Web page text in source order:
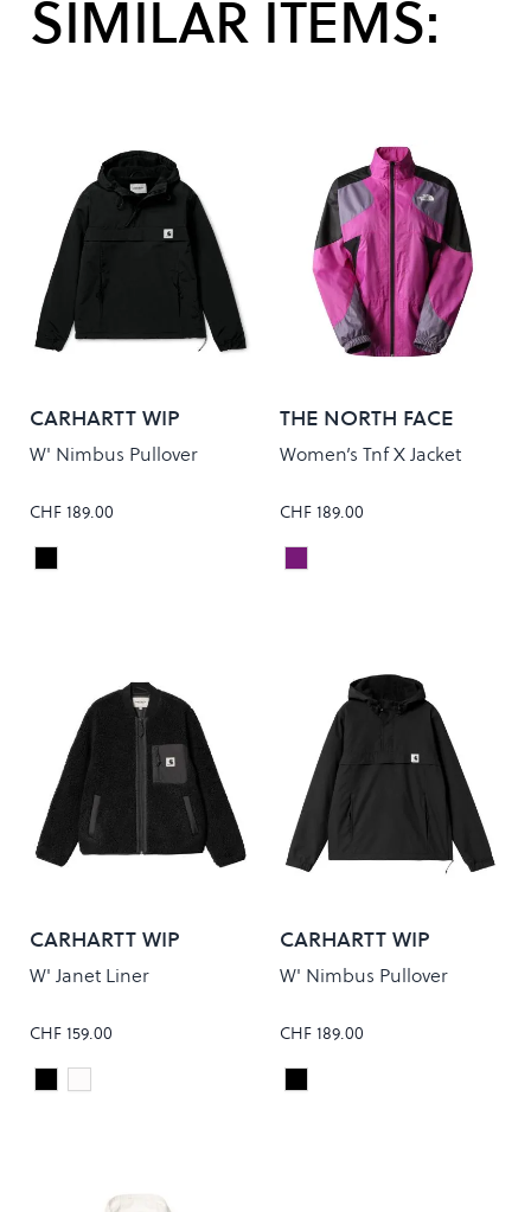
SIMILAR ITEMS:
CARHARTT WIP
W' Nimbus Pullover
CHF 189.00
Colour
Black
THE NORTH FACE
Women’s Tnf X Jacket
CHF 189.00
Colour
LUNAR SLATE/PURPLE
CARHARTT WIP
W' Janet Liner
CHF 159.00
Colour
Black/Black
FLEUR DE SEL/BLACK
CARHARTT WIP
W' Nimbus Pullover
CHF 189.00
Colour
Black